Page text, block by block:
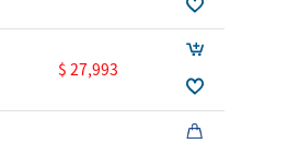
$ 27,993